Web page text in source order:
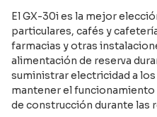
El GX-30i es la mejor
particulares, cafés y
farmacias y otras
alimentación de reserva
suministrar electricidad a
mantener el
de construcción durante las